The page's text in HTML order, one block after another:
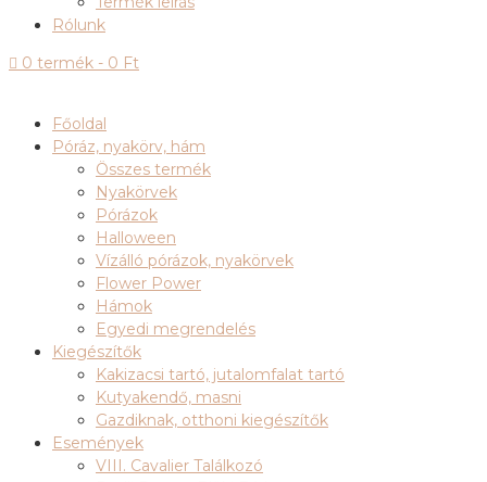
Rólunk
 0 termék - 0 Ft
Főoldal
Póráz, nyakörv, hám
Összes termék
Nyakörvek
Pórázok
Halloween
Vízálló pórázok, nyakörvek
Flower Power
Hámok
Egyedi megrendelés
Kiegészítők
Kakizacsi tartó, jutalomfalat tartó
Kutyakendő, masni
Gazdiknak, otthoni kiegészítők
Események
VIII. Cavalier Találkozó